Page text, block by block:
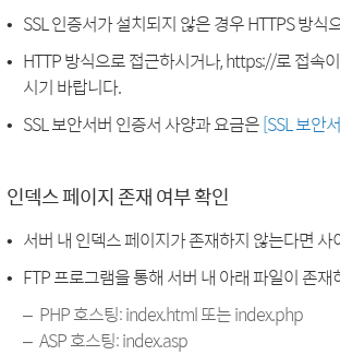
SSL 인증서가 설치되지 않은 경우 HTTPS 방식
HTTP 방식으로 접근하시거나, https://로 접속
시기 바랍니다.
SSL 보안서버 인증서 사양과 요금은[SSL 보안
인덱스 페이지 존재 여부 확인
서버 내 인덱스 페이지가 존재하지 않는다면
FTP 프로그램을 통해 서버 내 아래 파일이 존
PHP 호스팅: index.html 또는 index.php
ASP 호스팅: index.asp